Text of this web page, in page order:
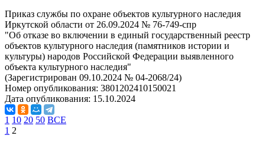
Приказ службы по охране объектов культурного наследия
Иркутской области от 26.09.2024 № 76-749-спр
"Об отказе во включении в единый государственный реестр
объектов культурного наследия (памятников истории и
культуры) народов Российской Федерации выявленного
объекта культурного наследия"
(Зарегистрирован 09.10.2024 № 04-2068/24)
Номер опубликования: 3801202410150021
Дата опубликования: 15.10.2024
1 10 20 50 ВСЕ
1 2